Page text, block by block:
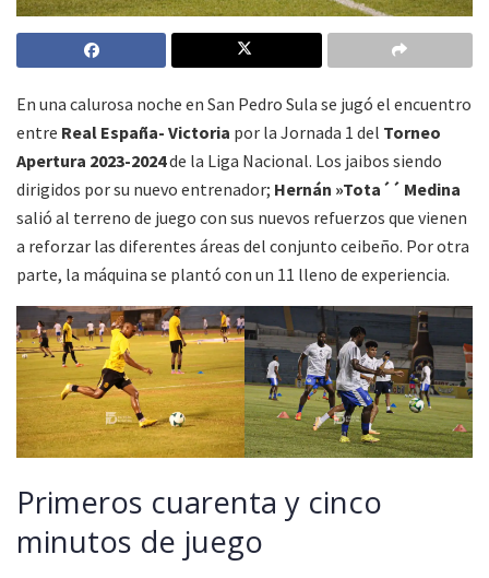
En una calurosa noche en San Pedro Sula se jugó el encuentro
entre Real España- Victoria por la Jornada 1 del Torneo
Apertura 2023-2024de la Liga Nacional. Los jaibos siendo
dirigidos por su nuevo entrenador; Hernán »Tota´´ Medina
salió al terreno de juego con sus nuevos refuerzos que vienen
a reforzar las diferentes áreas del conjunto ceibeño. Por otra
parte, la máquina se plantó con un 11 lleno de experiencia.
Primeros cuarenta y cinco
minutos de juego